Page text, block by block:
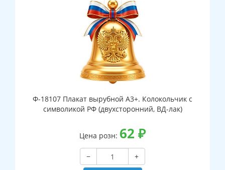
Ф-18107 Плакат вырубной А3+. Колокольчик с
символикой РФ (двухсторонний, ВД-лак)
Цена розн: 62 ₽
−
+